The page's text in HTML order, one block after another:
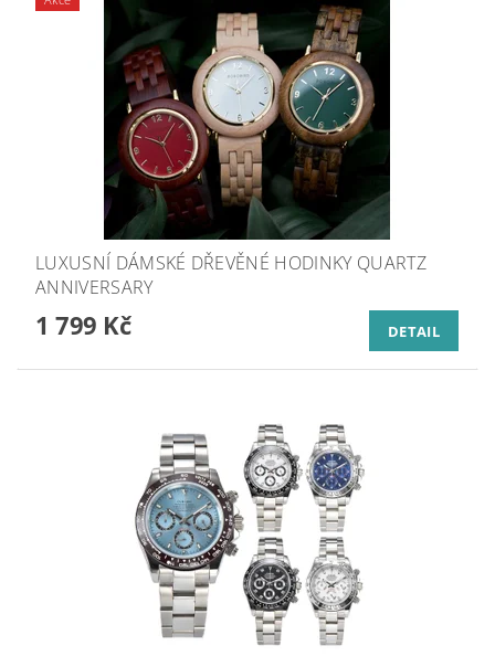
LUXUSNÍ DÁMSKÉ DŘEVĚNÉ HODINKY QUARTZ
ANNIVERSARY
1 799 Kč DETAIL